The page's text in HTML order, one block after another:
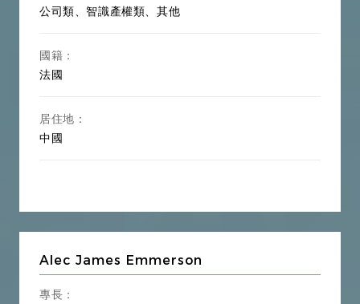
公司類、智識產權類、其他
國籍：
法國
居住地：
中國
Alec James Emmerson
專長：